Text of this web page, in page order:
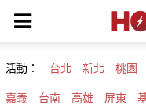
活動： 台北 新北 桃園
嘉義 台南 高雄 屏東